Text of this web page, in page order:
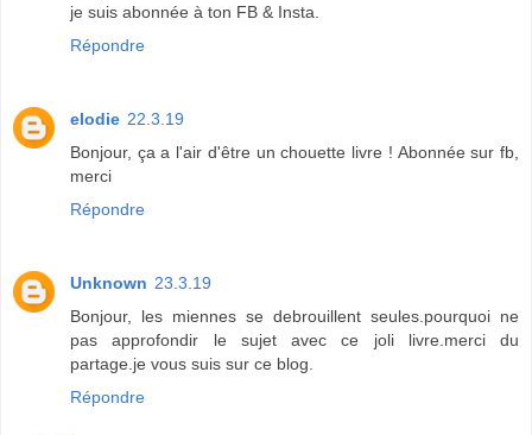
je suis abonnée à ton FB & Insta.
Répondre
elodie 22.3.19
Bonjour, ça a l'air d'être un chouette livre ! Abonnée sur fb,
merci
Répondre
Unknown 23.3.19
Bonjour, les miennes se debrouillent seules.pourquoi ne
pas approfondir le sujet avec ce joli livre.merci du
partage.je vous suis sur ce blog.
Répondre